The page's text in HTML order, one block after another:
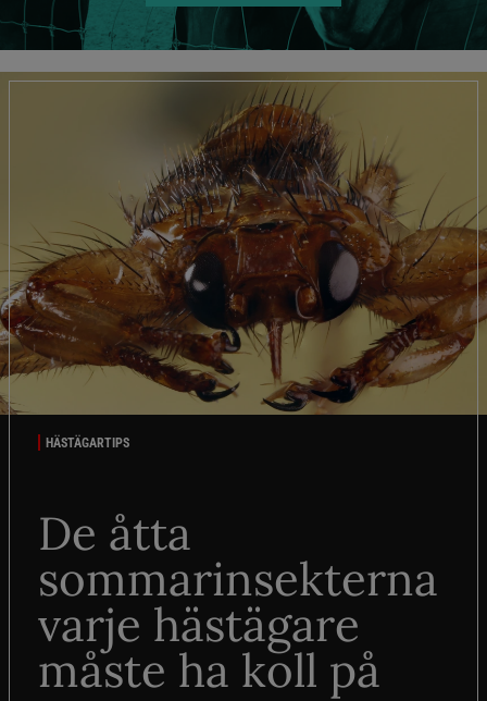
HÄSTÄGARTIPS
De åtta
sommarinsekterna
varje hästägare
måste ha koll på